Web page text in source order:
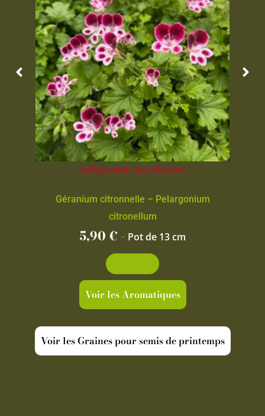
Indisponible actuellement
Géranium citronnelle – Pelargonium
citronellum
5,90€ - Pot de 13 cm
Voir les Aromatiques
Voir les Graines pour semis de printemps